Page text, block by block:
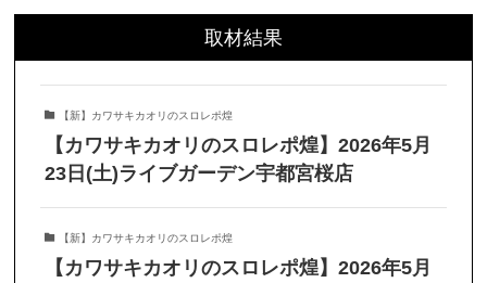
取材結果
【新】カワサキカオリのスロレポ煌
【カワサキカオリのスロレポ煌】2026年5月
23日(土)ライブガーデン宇都宮桜店
【新】カワサキカオリのスロレポ煌
【カワサキカオリのスロレポ煌】2026年5月